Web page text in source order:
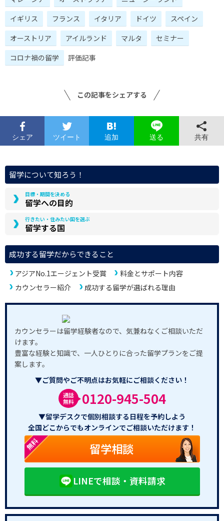
イギリス
フランス イタリア ドイツ
スペイン
オーストリア
アイルランド マルタ
セミナー
コロナ禍の留学
評価記事
この記事をシェアする
シェア ツイート 追加 送る 共有
留学について知ろう！
目標・期間を決める
留学への目的
行きたい・住みたい国を選ぶ
留学する国
成功する留学だからできること
アジアNo.1エージェント受賞
料金とサポート内容
カウンセラー紹介
成功する留学が選ばれる理由
カウンセラーは留学経験者なので、気兼ねなくご相談いただ
けます。
豊富な経験と知識で、一人ひとりに合った留学プランをご提
案します。
▼ご質問やご不明点はお気軽にご相談ください！
通話
無料
0120-945-504
▼留学デスクで個別相談する日程を予約しよう
全国どこからでもオンラインでご相談いただけます！
無料 留学相談
LINEで相談・資料請求